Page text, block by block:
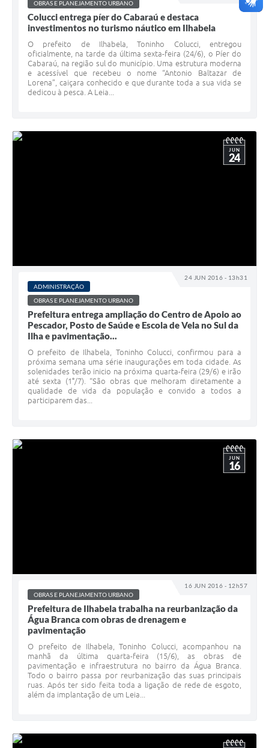
OBRAS E PLANEJAMENTO URBANO
Colucci entrega píer do Cabaraú e destaca
investimentos no turismo náutico em Ilhabela
O prefeito de Ilhabela, Toninho Colucci, entregou
oficialmente, na tarde da última sexta-feira (24/6), o Píer do
Cabaraú, na região sul do município. Uma estrutura moderna
e acessível que recebeu o nome “Antonio Baltazar de
Lorena”, caiçara conhecido e que durante toda a sua vida se
dedicou à pesca. A Leia...
24 JUN 2016 - 13h31
JUN
24
ADMINISTRAÇÃO
OBRAS E PLANEJAMENTO URBANO
Prefeitura entrega ampliação do Centro de Apoio ao
Pescador, Posto de Saúde e Escola de Vela no Sul da
Ilha e pavimentação...
O prefeito de Ilhabela, Toninho Colucci, confirmou para a
próxima semana uma série inaugurações em toda cidade. As
solenidades terão inicio na próxima quarta-feira (29/6) e irão
até sexta (1°/7). “São obras que melhoram diretamente a
qualidade de vida da população e convido a todos a
participarem das...
16 JUN 2016 - 12h57
JUN
16
OBRAS E PLANEJAMENTO URBANO
Prefeitura de Ilhabela trabalha na reurbanização da
Água Branca com obras de drenagem e
pavimentação
O prefeito de Ilhabela, Toninho Colucci, acompanhou na
manhã da última quarta-feira (15/6), as obras de
pavimentação e infraestrutura no bairro da Água Branca.
Todo o bairro passa por reurbanização das suas principais
ruas. Após ter sido feita toda a ligação de rede de esgoto,
além da implantação de um Leia...